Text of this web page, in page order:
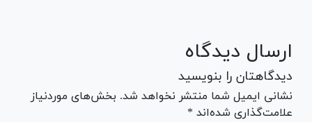
ارسال دیدگاه
دیدگاهتان را بنویسید
نشانی ایمیل شما منتشر نخواهد شد. بخش‌های موردنیاز
علامت‌گذاری شده‌اند *